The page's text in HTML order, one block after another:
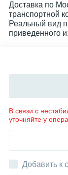
Доставка по
транспортной
Реальный вид
приведенного
В связи с
уточняйте у
Добавить к